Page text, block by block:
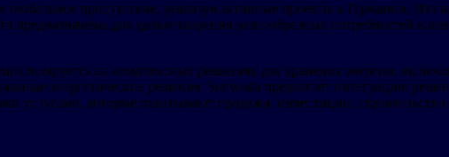
присутствие, реализуя активные проекты в Германии,
для удовлетворения разнообразных потребностей
на комплексных решениях для хранения энергии,
энергетические решения. Sunwoda предлагает интеграцию
услугами, которые охватывают продажи, инвестиции,